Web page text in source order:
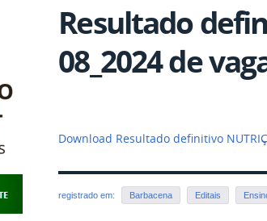
Resultado
08_2024 de
Download Resultado definitivo
registrado em: Barbacena Editais